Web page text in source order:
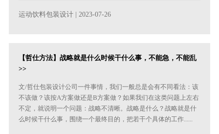
运动饮料包装设计 | 2023-07-26
【哲仕方法】战略就是什么时候干什么事，不能急，不能乱
>>
文/哲仕包装设计公司一件事情，我们一般总是会有不同看法：该
不该做？该按A方案做还是B方案做？如果我们在这类问题上左右
不定，就说明一个问题：战略不清晰。战略是什么？战略就是什
么时候干什么事，围绕一个最终目的，把若干个具体的工作......